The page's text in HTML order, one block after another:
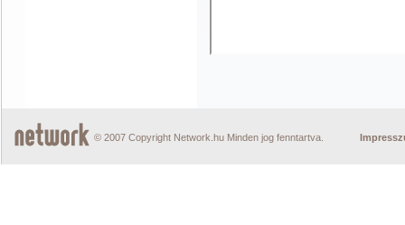
© 2007 Copyright Network.hu Minden jog fenntartva.